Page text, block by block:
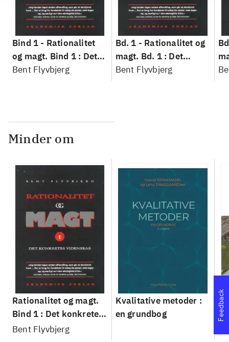
Bind 1 - Rationalitet
og magt. Bind 1 : Det
konkretes videnskab
Bent Flyvbjerg
Bd. 1 - Rationalitet og
magt. Bd. 1 : Det
konkretes videnskab
Bent Flyvbjerg
Minder om
Rationalitet og magt.
Bind 1 : Det konkretes
videnskab
Bent Flyvbjerg
Kvalitative metoder :
en grundbog
Feedback